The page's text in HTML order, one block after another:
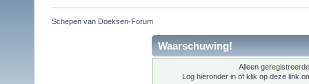
Schepen van Doeksen-Forum
Waarschuwing!
Alleen
Log hieronder in of klik op deze link